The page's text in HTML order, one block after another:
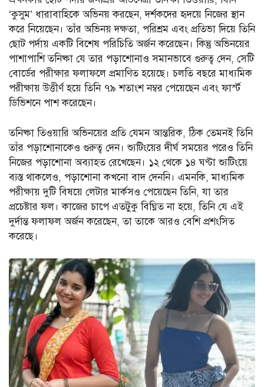
‘কুসুম’ ধারাবাহিকে অভিনয় করছেন, দর্শকদের হৃদয়ে নিজের স্থান
করে নিয়েছেন। তাঁর অভিনয় দক্ষতা, পরিশ্রম এবং প্রতিভা দিয়ে তিনি
ছোট পর্দায় একটি বিশেষ পরিচিতি অর্জন করেছেন। কিন্তু অভিনয়ের
পাশাপাশি তনিষ্কা যে তার পড়াশোনাও সমানভাবে গুরুত্ব দেন, সেটি
বোর্ডের পরীক্ষার ফলাফলে প্রমাণিত হয়েছে। চলতি বছরে মাধ্যমিক
পরীক্ষায় উত্তীর্ণ হয়ে তিনি ৭৯ শতাংশ নম্বর পেয়েছেন এবং ফার্স্ট
ডিভিশনে পাশ করেছেন।
তনিষ্কা তিওয়ারি অভিনয়ের প্রতি যেমন আন্তরিক, ঠিক তেমনই তিনি
তাঁর পড়াশোনাকেও গুরুত্ব দেন। শ্যুটিংয়ের দীর্ঘ সময়ের পরেও তিনি
নিজের পড়াশোনা অব্যাহত রেখেছেন। ১২ থেকে ১৪ ঘণ্টা শ্যুটিংয়ে
ব্যস্ত থাকলেও, পড়াশোনা কখনো বাদ দেননি। এমনকি, মাধ্যমিক
পরীক্ষায় দুটি বিষয়ে লেটার মার্কসও পেয়েছেন তিনি, যা তার
প্রচেষ্টার ফল। কাজের চাপে এতটুকু বিঘ্নিত না হয়ে, তিনি যে এই
দুর্দান্ত ফলাফল অর্জন করেছেন, তা তাকে আরও বেশি প্রশংসিত
করেছে।